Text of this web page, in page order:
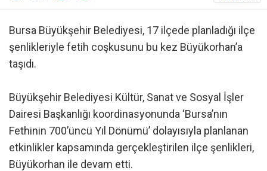
Bursa Büyükşehir Belediyesi, 17 ilçede planladığı ilçe
şenlikleriyle fetih coşkusunu bu kez Büyükorhan’a
taşıdı.
Büyükşehir Belediyesi Kültür, Sanat ve Sosyal İşler
Dairesi Başkanlığı koordinasyonunda ‘Bursa’nın
Fethinin 700’üncü Yıl Dönümü’ dolayısıyla planlanan
etkinlikler kapsamında gerçekleştirilen ilçe şenlikleri,
Büyükorhan ile devam etti.